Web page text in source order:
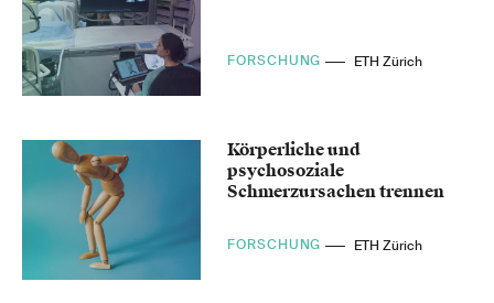
FORSCHUNG ETH Zürich
Körperliche und
psychosoziale
Schmerzursachen trennen
FORSCHUNG ETH Zürich